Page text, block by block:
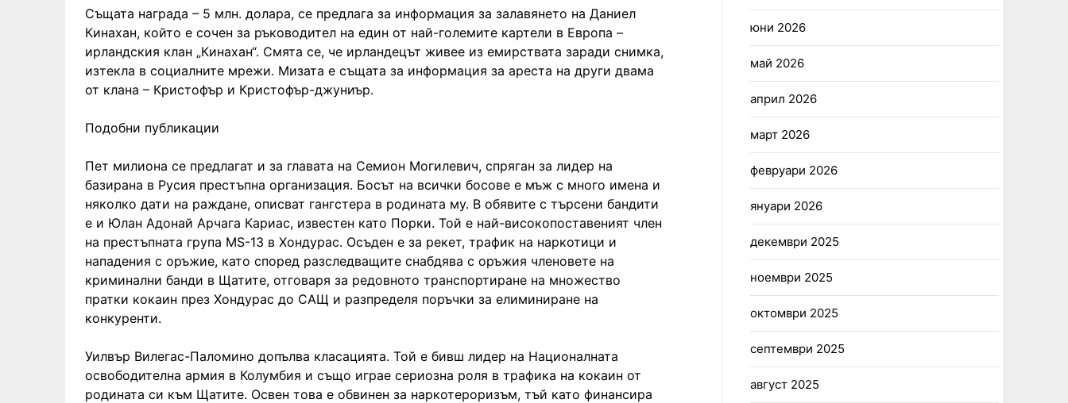
Същата награда – 5 млн. долара, се предлага за информация за залавянето на Даниел
Кинахан, който е сочен за ръководител на един от най-големите картели в Европа –
ирландския клан „Кинахан“. Смята се, че ирландецът живее из емирствата заради снимка,
изтекла в социалните мрежи. Мизата е същата за информация за ареста на други двама
от клана – Кристофър и Кристофър-джуниър.
Подобни публикации
Пет милиона се предлагат и за главата на Семион Могилевич, спряган за лидер на
базирана в Русия престъпна организация. Босът на всички босове е мъж с много имена и
няколко дати на раждане, описват гангстера в родината му. В обявите с търсени бандити
е и Юлан Адонай Арчага Кариас, известен като Порки. Той е най-високопоставеният член
на престъпната група MS-13 в Хондурас. Осъден е за рекет, трафик на наркотици и
нападения с оръжие, като според разследващите снабдява с оръжия членовете на
криминални банди в Щатите, отговаря за редовното транспортиране на множество
пратки кокаин през Хондурас до САЩ и разпределя поръчки за елиминиране на
конкуренти.
Уилвър Вилегас-Паломино допълва класацията. Той е бивш лидер на Националната
освободителна армия в Колумбия и също играе сериозна роля в трафика на кокаин от
родината си към Щатите. Освен това е обвинен за наркотероризъм, тъй като финансира
юни 2026
май 2026
април 2026
март 2026
февруари 2026
януари 2026
декември 2025
ноември 2025
октомври 2025
септември 2025
август 2025